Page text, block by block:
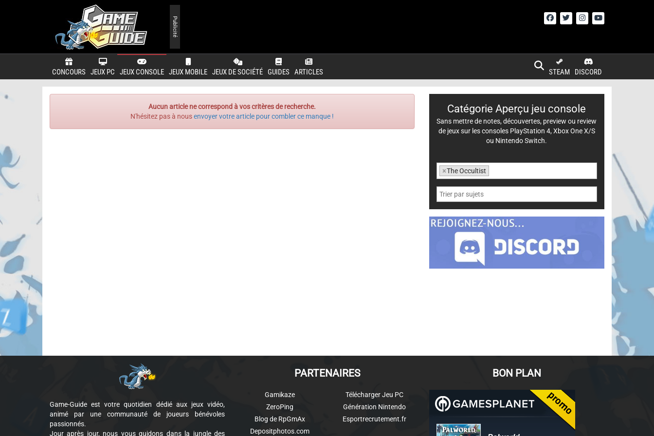
CONCOURS JEUX PC JEUX CONSOLE JEUX MOBILE JEUX DE SOCIÉTÉ GUIDES ARTICLES DISCORD
STEAM
Publicité
Aucun article ne correspond à vos critères de recherche.
N'hésitez pas à nousenvoyer votre article pour combler ce manque !
Catégorie Aperçu jeu console
Sans mettre de notes, découvertes, preview ou review
de jeux sur les consoles PlayStation 4, Xbox One X/S
ou Nintendo Switch.
×The Occultist
Game-Guide est votre quotidien dédié aux jeux vidéo,
animé par une communauté de joueurs bénévoles
passionnés.
Jour après jour, nous vous guidons dans la jungle des
PARTENAIRES
Gamikaze
ZeroPing
Blog de RpGmAx
Depositphotos.com
Télécharger Jeu PC
Génération Nintendo
Esportrecrutement.fr
BON PLAN